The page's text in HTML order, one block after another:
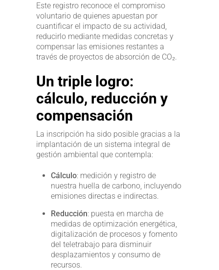
Este registro reconoce el compromiso
voluntario de quienes apuestan por
cuantificar el impacto de su actividad,
reducirlo mediante medidas concretas y
compensar las emisiones restantes a
través de proyectos de absorción de CO₂.
Un triple logro:
cálculo, reducción y
compensación
La inscripción ha sido posible gracias a la
implantación de un sistema integral de
gestión ambiental que contempla:
Cálculo: medición y registro de
nuestra huella de carbono, incluyendo
emisiones directas e indirectas.
Reducción: puesta en marcha de
medidas de optimización energética,
digitalización de procesos y fomento
del teletrabajo para disminuir
desplazamientos y consumo de
recursos.